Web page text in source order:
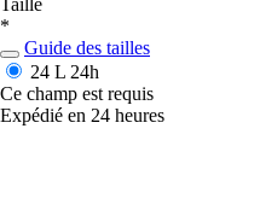
*
Guide des tailles
24 L 24h
Ce champ est requis
Expédié en 24 heures